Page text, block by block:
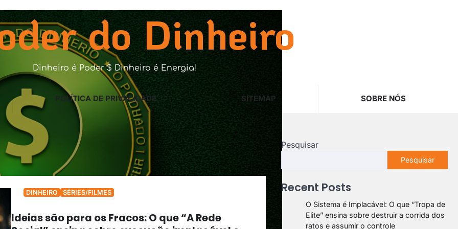
do Dinheiro
Dinheiro é Poder $ Dinheiro é Energia!
POLÍTICA DE PRIVACIDADE SITEMAP SOBRE NÓS
DINHEIRO SÉRIES/FILMES
Ideias são para os Fracos: O que “A Rede
Pesquisar
Pesquisar
Recent Posts
O Sistema é Implacável: O que “Tropa de
Elite” ensina sobre destruir a corrida dos
ratos e assumir o controle